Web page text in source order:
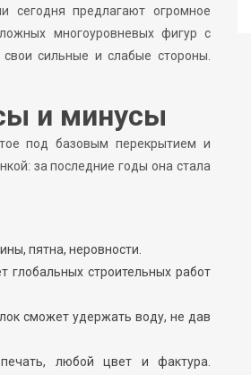
сегодня предлагают огромное
многоуровневых фигур с
сильные и слабые стороны.
и минусы
под базовым перекрытием и
за последние годы она стала
пятна, неровности.
глобальных строительных работ
сможет удержать воду, не дав
любой цвет и фактура.